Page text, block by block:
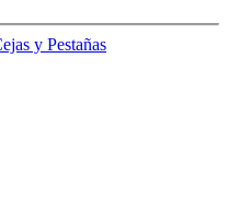
y Pestañas